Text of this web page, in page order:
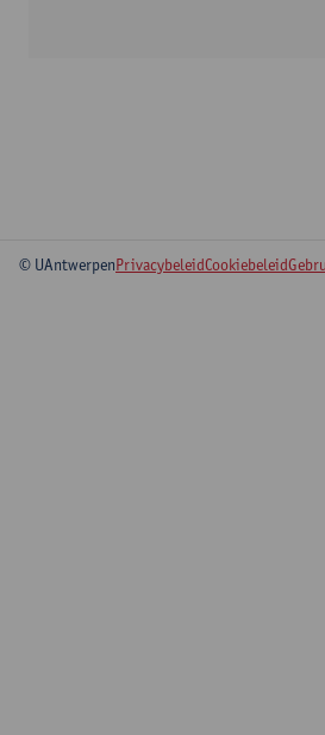
© UAntwerpenPrivacybeleidCookiebeleid